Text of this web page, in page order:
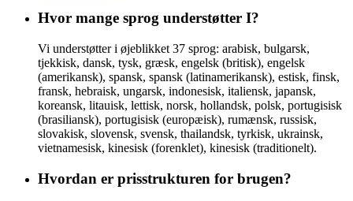
Hvor mange sprog understøtter I?
Vi understøtter i øjeblikket 37 sprog: arabisk, bulgarsk,
tjekkisk, dansk, tysk, græsk, engelsk (britisk), engelsk
(amerikansk), spansk, spansk (latinamerikansk), estisk, finsk,
fransk, hebraisk, ungarsk, indonesisk, italiensk, japansk,
koreansk, litauisk, lettisk, norsk, hollandsk, polsk, portugisisk
(brasiliansk), portugisisk (europæisk), rumænsk, russisk,
slovakisk, slovensk, svensk, thailandsk, tyrkisk, ukrainsk,
vietnamesisk, kinesisk (forenklet), kinesisk (traditionelt).
Hvordan er prisstrukturen for brugen?